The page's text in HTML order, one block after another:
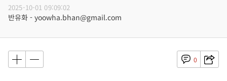
2025-10-01 09:09:02
반유화 - yoowha.bhan@gmail.com
0